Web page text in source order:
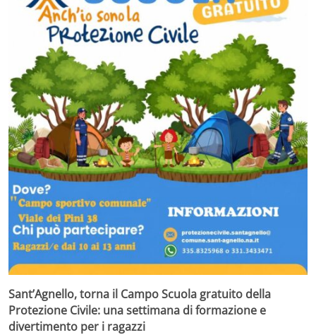
Sant’Agnello, torna il Campo Scuola gratuito della
Protezione Civile: una settimana di formazione e
divertimento per i ragazzi